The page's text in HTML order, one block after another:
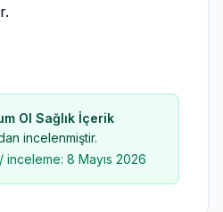
Ol Sağlık İçerik
incelenmiştir.
inceleme: 8 Mayıs 2026